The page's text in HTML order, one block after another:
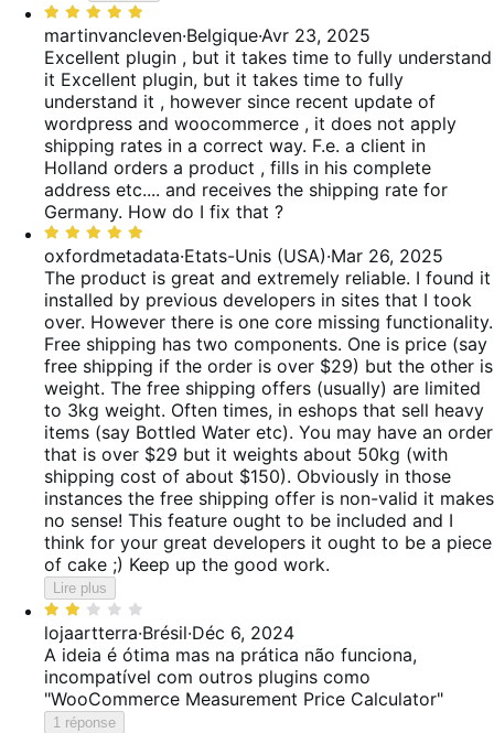
Noté
5
sur
5
martinvancleven·Belgique·Avr 23, 2025
Excellent plugin , but it takes time to fully understand
it Excellent plugin, but it takes time to fully
understand it , however since recent update of
wordpress and woocommerce , it does not apply
shipping rates in a correct way. F.e. a client in
Holland orders a product , fills in his complete
address etc.... and receives the shipping rate for
Germany. How do I fix that ?
Noté
5
sur
5
oxfordmetadata·Etats-Unis (USA)·Mar 26, 2025
The product is great and extremely reliable. I found it
installed by previous developers in sites that I took
over. However there is one core missing functionality.
Free shipping has two components. One is price (say
free shipping if the order is over $29) but the other is
weight. The free shipping offers (usually) are limited
to 3kg weight. Often times, in eshops that sell heavy
items (say Bottled Water etc). You may have an order
that is over $29 but it weights about 50kg (with
shipping cost of about $150). Obviously in those
instances the free shipping offer is non-valid it makes
no sense! This feature ought to be included and I
think for your great developers it ought to be a piece
of cake ;) Keep up the good work.
Lire plus
Noté
2
sur
5
lojaartterra·Brésil·Déc 6, 2024
A ideia é ótima mas na prática não funciona,
incompatível com outros plugins como
"WooCommerce Measurement Price Calculator"
1 réponse